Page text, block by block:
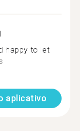
happy to let
aplicativo